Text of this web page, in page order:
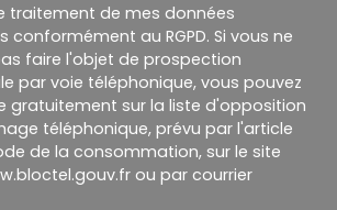
traitement de mes données
conformément au RGPD. Si vous ne
faire l'objet de prospection
par voie téléphonique, vous pouvez
gratuitement sur la liste d'opposition
téléphonique, prévu par l'article
de la consommation, sur le site
ou par courrier